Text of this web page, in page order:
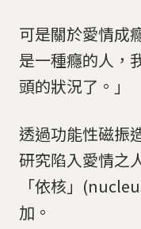
可是關於愛情成
是一種癮的人，
頭的狀況了。」
透過功能性磁振
研究陷入愛情之
「依核」
加。